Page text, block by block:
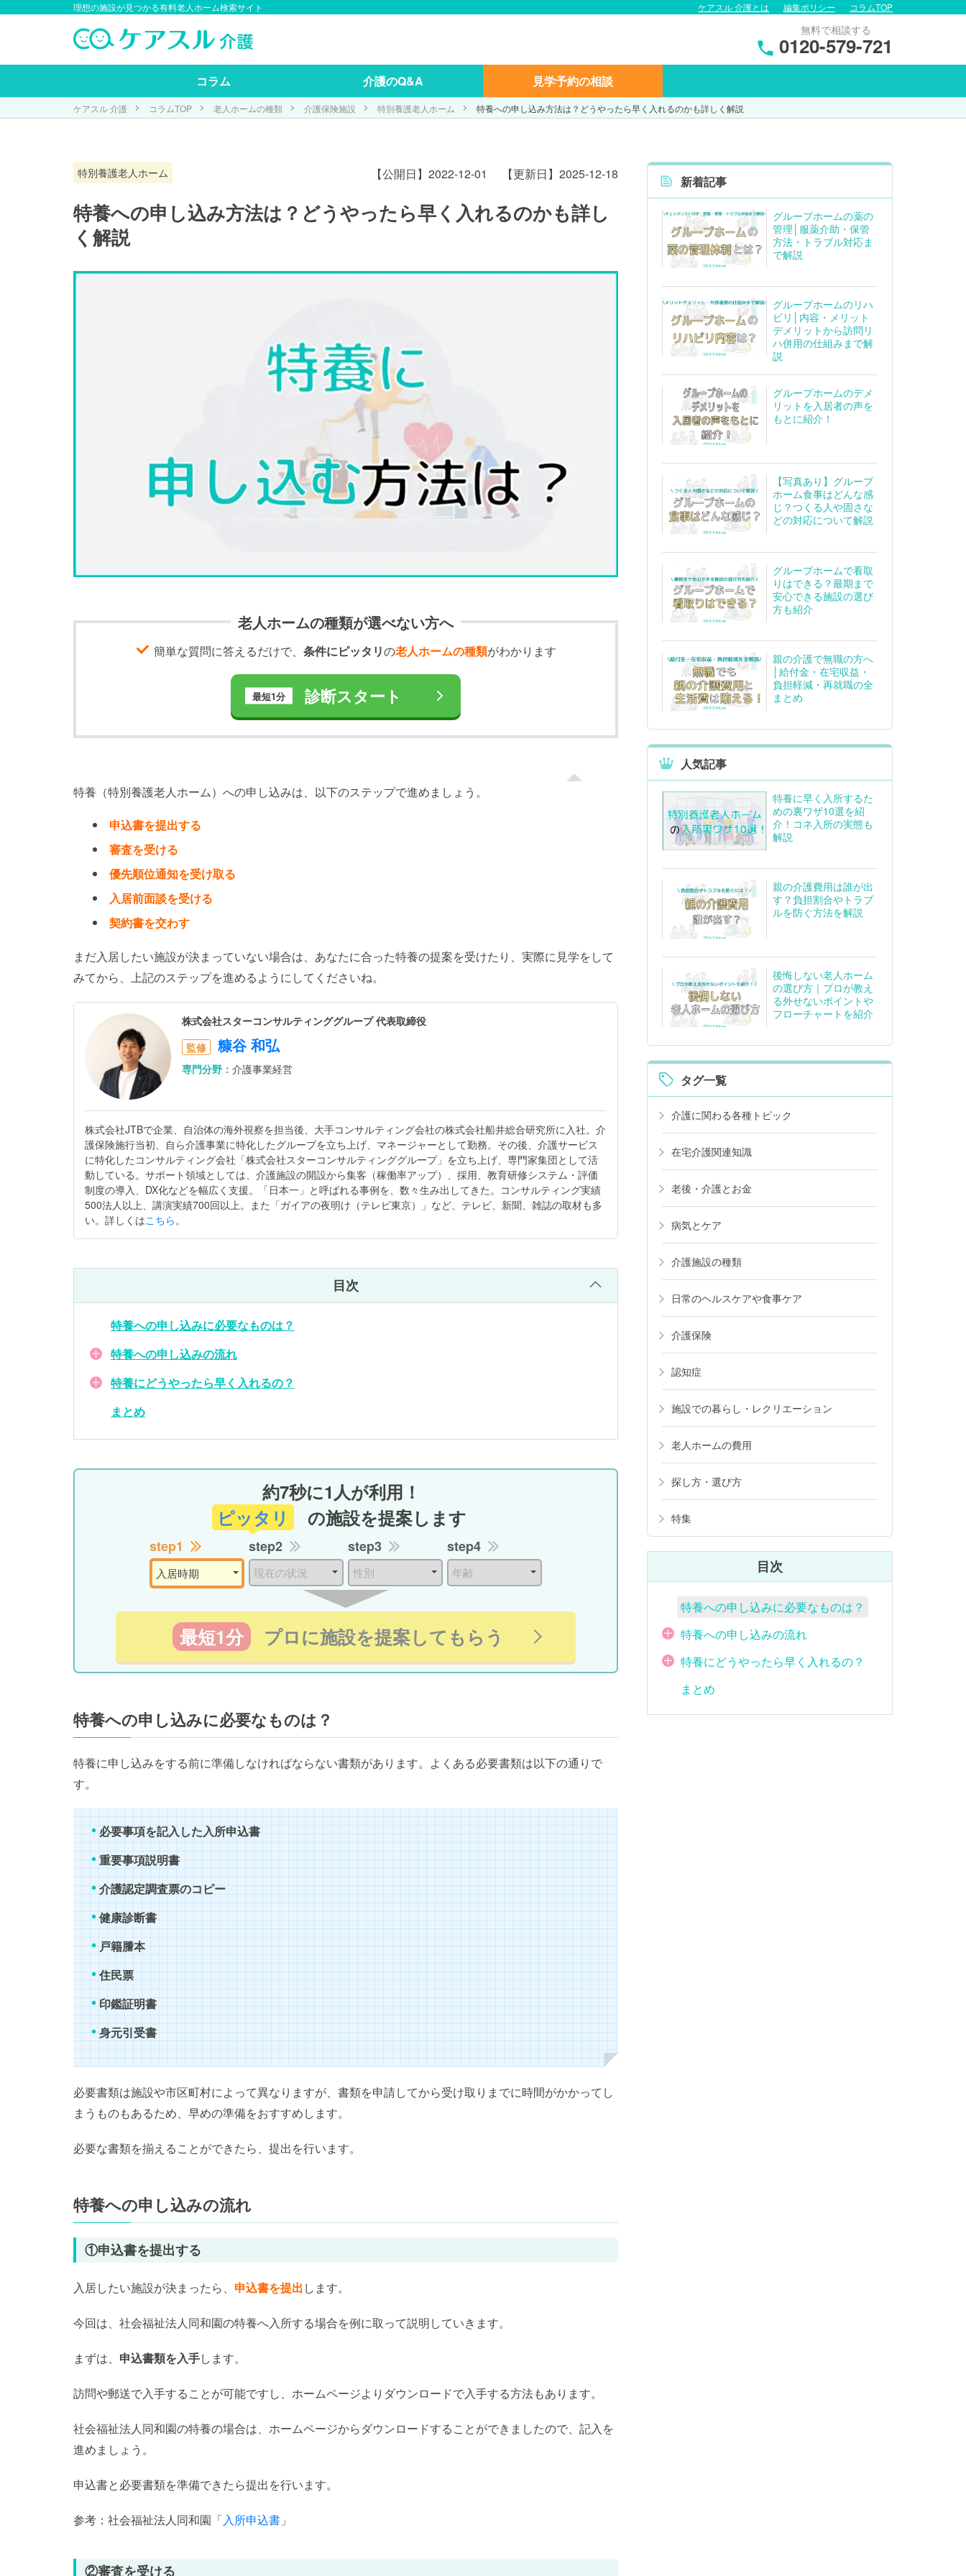
理想の施設が見つかる有料老人ホーム検索サイト ケアスル 介護とは 編集ポリシー コラムTOP
無料で相談する
0120-579-721
コラム 介護のQ&A 見学予約の相談
ケアスル 介護 コラムTOP 老人ホームの種類 介護保険施設 特別養護老人ホーム 特養への申し込み方法は？どうやったら早く入れるのかも詳しく解説
特別養護老人ホーム 【公開日】2022-12-01 【更新日】2025-12-18
特養への申し込み方法は？どうやったら早く入れるのかも詳し
く解説
老人ホームの種類が選べない方へ
簡単な質問に答えるだけで、 条件にピッタリの老人ホームの種類がわかります
最短1分 診断スタート
特養（特別養護老人ホーム）への申し込みは、以下のステップで進めましょう。
申込書を提出する
審査を受ける
優先順位通知を受け取る
入居前面談を受ける
契約書を交わす
まだ入居したい施設が決まっていない場合は、あなたに合った特養の提案を受けたり、実際に見学をして
みてから、上記のステップを進めるようにしてくださいね。
株式会社スターコンサルティンググループ 代表取締役
監修
糠谷 和弘
専門分野： 介護事業経営
株式会社JTBで企業、自治体の海外視察を担当後、大手コンサルティング会社の株式会社船井総合研究所に入社。介
護保険施行当初、自ら介護事業に特化したグループを立ち上げ、マネージャーとして勤務。その後、介護サービス
に特化したコンサルティング会社「株式会社スターコンサルティンググループ」を立ち上げ、専門家集団として活
動している。サポート領域としては、介護施設の開設から集客（稼働率アップ）、採用、教育研修システム・評価
制度の導入、DX化などを幅広く支援。「日本一」と呼ばれる事例を、数々生み出してきた。コンサルティング実績
500法人以上、講演実績700回以上。また「ガイアの夜明け（テレビ東京）」など、テレビ、新聞、雑誌の取材も多
い。詳しくはこちら。
目次
特養への申し込みに必要なものは？
特養への申し込みの流れ
特養にどうやったら早く入れるの？
まとめ
約7秒に1人が利用！
ピッタリ
の施設を提案します
step1 step2 step3 step4
最短1分 プロに施設を提案してもらう
特養への申し込みに必要なものは？
特養に申し込みをする前に準備しなければならない書類があります。よくある必要書類は以下の通りで
す。
必要事項を記入した入所申込書
重要事項説明書
介護認定調査票のコピー
健康診断書
戸籍謄本
住民票
印鑑証明書
身元引受書
必要書類は施設や市区町村によって異なりますが、書類を申請してから受け取りまでに時間がかかってし
まうものもあるため、早めの準備をおすすめします。
必要な書類を揃えることができたら、提出を行います。
特養への申し込みの流れ
①申込書を提出する
入居したい施設が決まったら、 申込書を提出します。
今回は、社会福祉法人同和園の特養へ入所する場合を例に取って説明していきます。
まずは、 申込書類を入手します。
訪問や郵送で入手することが可能ですし、ホームページよりダウンロードで入手する方法もあります。
社会福祉法人同和園の特養の場合は、ホームページからダウンロードすることができましたので、記入を
進めましょう。
申込書と必要書類を準備できたら提出を行います。
参考：社会福祉法人同和園「入所申込書 」
②審査を受ける
新着記事
グループホームの薬の
管理│服薬介助・保管
方法・トラブル対応ま
で解説
グループホームのリハ
ビリ│内容・メリット
デメリットから訪問リ
ハ併用の仕組みまで解
説
グループホームのデメ
リットを入居者の声を
もとに紹介！
【写真あり】グループ
ホーム食事はどんな感
じ？つくる人や固さな
どの対応について解説
グループホームで看取
りはできる？最期まで
安心できる施設の選び
方も紹介
親の介護で無職の方へ
│給付金・在宅収益・
負担軽減・再就職の全
まとめ
人気記事
特養に早く入所するた
めの裏ワザ10選を紹
介！コネ入所の実態も
解説
親の介護費用は誰が出
す？負担割合やトラブ
ルを防ぐ方法を解説
後悔しない老人ホーム
の選び方｜プロが教え
る外せないポイントや
フローチャートを紹介
タグ一覧
介護に関わる各種トピック
在宅介護関連知識
老後・介護とお金
病気とケア
介護施設の種類
日常のヘルスケアや食事ケア
介護保険
認知症
施設での暮らし・レクリエーション
老人ホームの費用
探し方・選び方
特集
目次
特養への申し込みに必要なものは？
特養への申し込みの流れ
特養にどうやったら早く入れるの？
まとめ